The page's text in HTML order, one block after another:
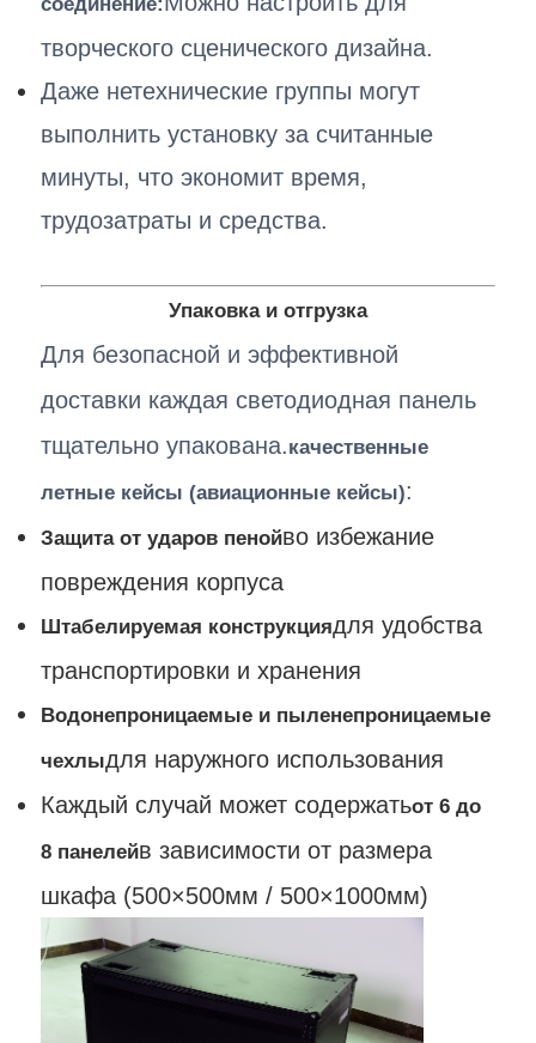
творческого сценического дизайна.
Даже нетехнические группы могут
выполнить установку за считанные
минуты, что экономит время,
трудозатраты и средства.
Упаковка и отгрузка
Для безопасной и эффективной
доставки каждая светодиодная панель
тщательно упакована.качественные
летные кейсы (авиационные кейсы):
Защита от ударов пенойво избежание
повреждения корпуса
Штабелируемая конструкциядля удобства
транспортировки и хранения
Водонепроницаемые и пыленепроницаемые
чехлыдля наружного использования
Каждый случай может содержатьот 6 до
8 панелейв зависимости от размера
шкафа (500×500мм / 500×1000мм)